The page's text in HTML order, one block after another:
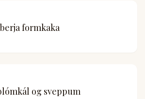
formkaka
og sveppum